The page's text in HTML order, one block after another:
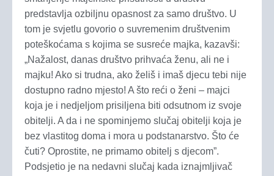
predstavlja ozbiljnu opasnost za samo društvo. U
tom je svjetlu govorio o suvremenim društvenim
poteškoćama s kojima se susreće majka, kazavši:
„Nažalost, danas društvo prihvaća ženu, ali ne i
majku! Ako si trudna, ako želiš i imaš djecu tebi nije
dostupno radno mjesto! A što reći o ženi – majci
koja je i nedjeljom prisiljena biti odsutnom iz svoje
obitelji. A da i ne spominjemo slučaj obitelji koja je
bez vlastitog doma i mora u podstanarstvo. Što će
čuti? Oprostite, ne primamo obitelj s djecom”.
Podsjetio je na nedavni slučaj kada iznajmljivač